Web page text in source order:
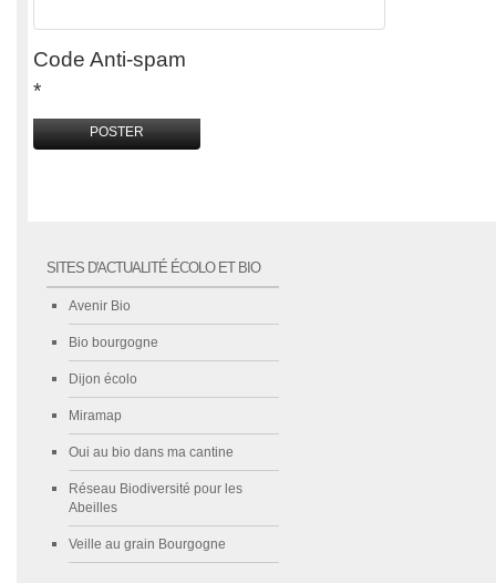
Code Anti-spam
*
SITES D'ACTUALITÉ ÉCOLO ET BIO
Avenir Bio
Bio bourgogne
Dijon écolo
Miramap
Oui au bio dans ma cantine
Réseau Biodiversité pour les
Abeilles
Veille au grain Bourgogne